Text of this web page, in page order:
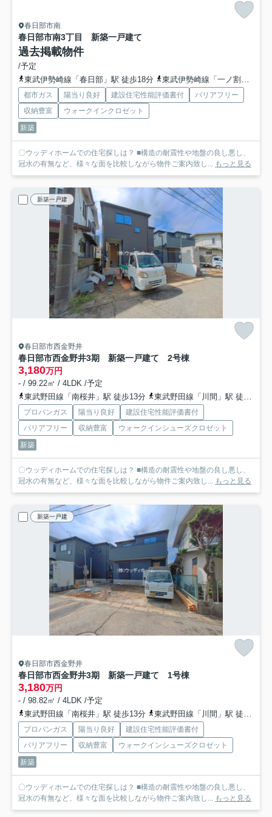
春日部市南
春日部市南3丁目 新築一戸建て
過去掲載物件
/予定
東武伊勢崎線「春日部」駅 徒歩18分
東武伊勢崎線「一ノ割」駅 徒歩15分
都市ガス 陽当り良好 建設住宅性能評価書付
バリアフリー
収納豊富
ウォークインクロゼット
新築
〇ウッディホームでの住宅探しは？ ■構造の耐震性や地盤の良し悪し、
冠水の有無など、様々な面を比較しながら物件ご案内致し...
もっと見る
新築一戸建
春日部市西金野井
春日部市西金野井3期 新築一戸建て 2号棟
3,180万円
- / 99.22㎡ / 4LDK /予定
東武野田線「南桜井」駅 徒歩13分
東武野田線「川間」駅 徒歩51分
プロパンガス 陽当り良好
建設住宅性能評価書付
バリアフリー
収納豊富
ウォークインシューズクロゼット
新築
〇ウッディホームでの住宅探しは？ ■構造の耐震性や地盤の良し悪し、
冠水の有無など、様々な面を比較しながら物件ご案内致し...
もっと見る
新築一戸建
春日部市西金野井
春日部市西金野井3期 新築一戸建て 1号棟
3,180万円
- / 98.82㎡ / 4LDK /予定
東武野田線「南桜井」駅 徒歩13分
東武野田線「川間」駅 徒歩51分
プロパンガス 陽当り良好
建設住宅性能評価書付
バリアフリー
収納豊富
ウォークインシューズクロゼット
新築
〇ウッディホームでの住宅探しは？ ■構造の耐震性や地盤の良し悪し、
冠水の有無など、様々な面を比較しながら物件ご案内致し...
もっと見る